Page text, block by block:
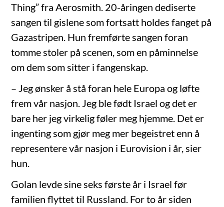
Thing” fra Aerosmith. 20-åringen dediserte
sangen til gislene som fortsatt holdes fanget på
Gazastripen. Hun fremførte sangen foran
tomme stoler på scenen, som en påminnelse
om dem som sitter i fangenskap.
– Jeg ønsker å stå foran hele Europa og løfte
frem vår nasjon. Jeg ble født Israel og det er
bare her jeg virkelig føler meg hjemme. Det er
ingenting som gjør meg mer begeistret enn å
representere vår nasjon i Eurovision i år, sier
hun.
Golan levde sine seks første år i Israel før
familien flyttet til Russland. For to år siden